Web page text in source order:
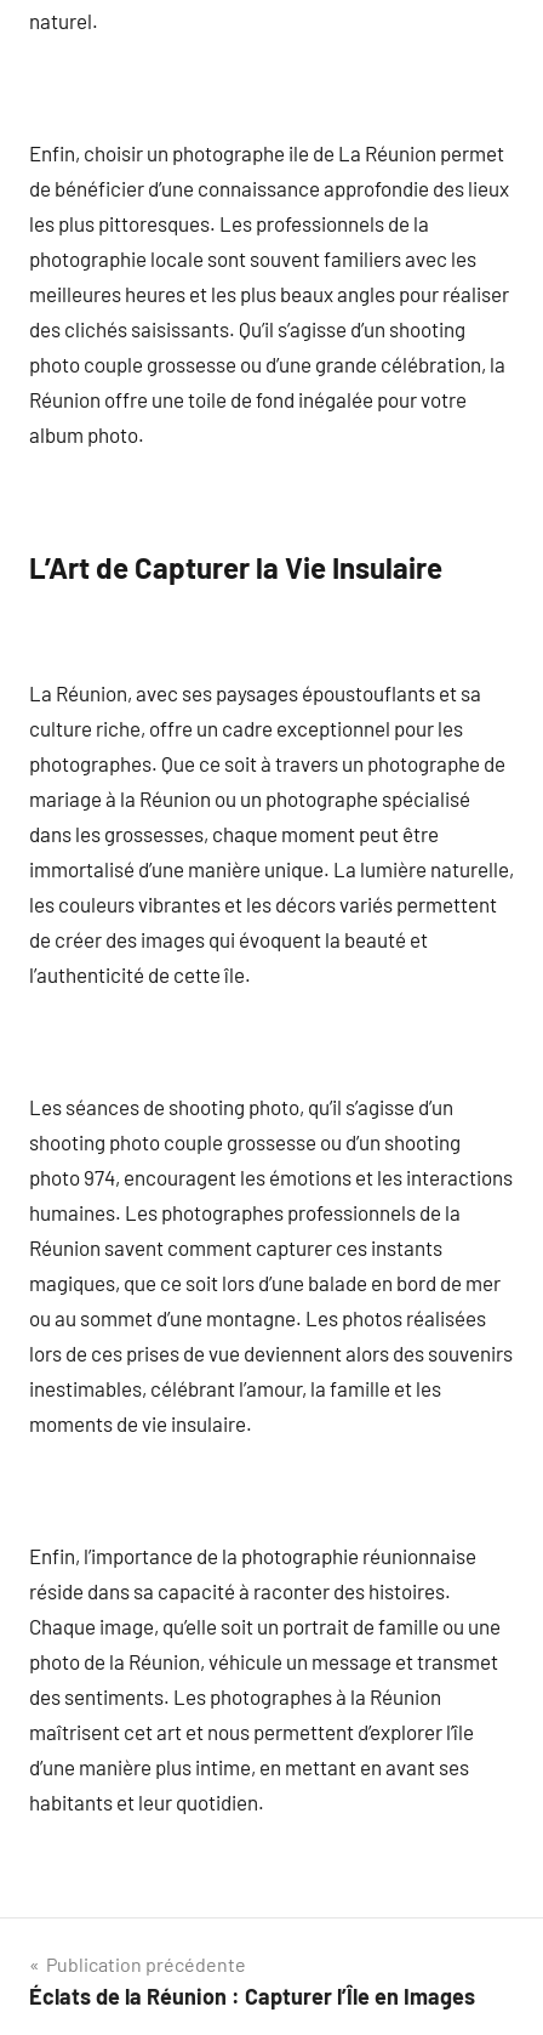
naturel.
Enfin, choisir un photographe ile de La Réunion permet
de bénéficier d’une connaissance approfondie des lieux
les plus pittoresques. Les professionnels de la
photographie locale sont souvent familiers avec les
meilleures heures et les plus beaux angles pour réaliser
des clichés saisissants. Qu’il s’agisse d’un shooting
photo couple grossesse ou d’une grande célébration, la
Réunion offre une toile de fond inégalée pour votre
album photo.
L’Art de Capturer la Vie Insulaire
La Réunion, avec ses paysages époustouflants et sa
culture riche, offre un cadre exceptionnel pour les
photographes. Que ce soit à travers un photographe de
mariage à la Réunion ou un photographe spécialisé
dans les grossesses, chaque moment peut être
immortalisé d’une manière unique. La lumière naturelle,
les couleurs vibrantes et les décors variés permettent
de créer des images qui évoquent la beauté et
l’authenticité de cette île.
Les séances de shooting photo, qu’il s’agisse d’un
shooting photo couple grossesse ou d’un shooting
photo 974, encouragent les émotions et les interactions
humaines. Les photographes professionnels de la
Réunion savent comment capturer ces instants
magiques, que ce soit lors d’une balade en bord de mer
ou au sommet d’une montagne. Les photos réalisées
lors de ces prises de vue deviennent alors des souvenirs
inestimables, célébrant l’amour, la famille et les
moments de vie insulaire.
Enfin, l’importance de la photographie réunionnaise
réside dans sa capacité à raconter des histoires.
Chaque image, qu’elle soit un portrait de famille ou une
photo de la Réunion, véhicule un message et transmet
des sentiments. Les photographes à la Réunion
maîtrisent cet art et nous permettent d’explorer l’île
d’une manière plus intime, en mettant en avant ses
habitants et leur quotidien.
Navigation
de
Publication précédente
Éclats de la Réunion : Capturer l’Île en Images